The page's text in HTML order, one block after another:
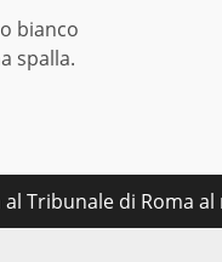
bianco
spalla.
Tribunale di Roma al